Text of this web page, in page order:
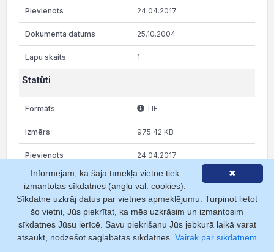
24.04.2017
25.10.2004
1
Statūti
TIF
975.42 KB
24.04.2017
25.10.2004
26
Statūti
✖
Informējam, ka šajā tīmekļa vietnē tiek
izmantotas sīkdatnes (angļu val. cookies).
Sīkdatne uzkrāj datus par vietnes apmeklējumu. Turpinot lietot
šo vietni, Jūs piekrītat, ka mēs uzkrāsim un izmantosim
sīkdatnes Jūsu ierīcē. Savu piekrišanu Jūs jebkurā laikā varat
atsaukt, nodzēšot saglabātās sīkdatnes. Vairāk par sīkdatnēm